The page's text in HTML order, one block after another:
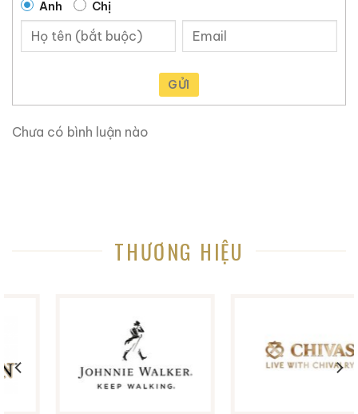
Anh Chị
GỬI
Chưa có bình luận nào
THƯƠNG HIỆU